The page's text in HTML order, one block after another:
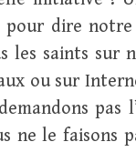
pour dire
les saints sur
ou sur
pas
ne le faisons